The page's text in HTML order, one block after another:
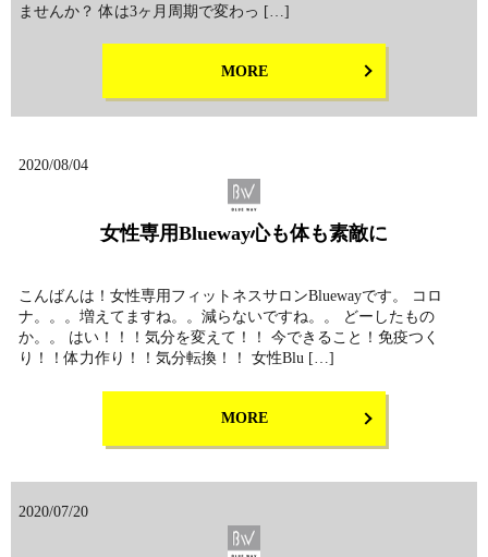
ませんか？ 体は3ヶ月周期で変わっ […]
MORE
2020/08/04
女性専用Blueway心も体も素敵に
こんばんは！女性専用フィットネスサロンBluewayです。 コロ
ナ。。。増えてますね。。減らないですね。。 どーしたもの
か。。 はい！！！気分を変えて！！ 今できること！免疫つく
り！！体力作り！！気分転換！！ 女性Blu […]
MORE
2020/07/20